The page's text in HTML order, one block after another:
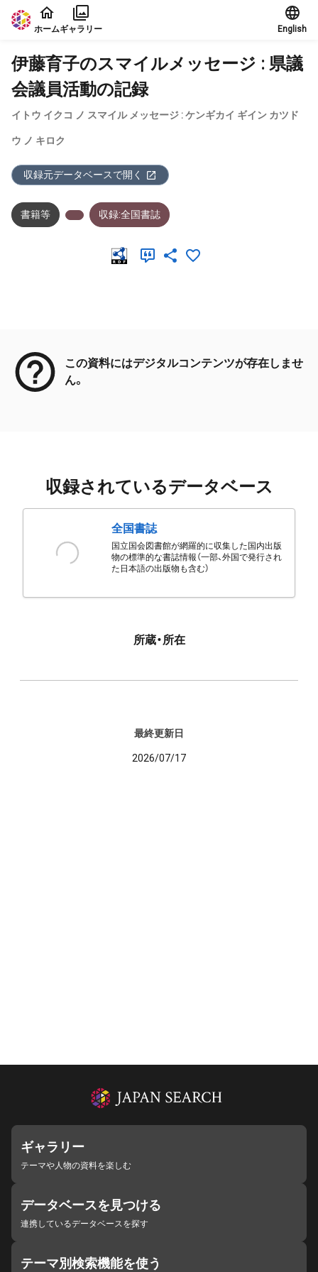
本文に飛ぶ
ホームギャラリー English
伊藤育子のスマイルメッセージ : 県議
会議員活動の記録
イトウ イクコ ノ スマイル メッセージ : ケンギカイ ギイン カツド
ウ ノ キロク
収録元データベースで開く
書籍等 収録:全国書誌
この資料にはデジタルコンテンツが存在しませ
ん。
収録されているデータベース
全国書誌
国立国会図書館が網羅的に収集した国内出版
物の標準的な書誌情報（一部、外国で発行され
た日本語の出版物も含む）
所蔵・所在
最終更新日
2026/07/17
ギャラリー
テーマや人物の資料を楽しむ
データベースを見つける
連携しているデータベースを探す
テーマ別検索機能を使う